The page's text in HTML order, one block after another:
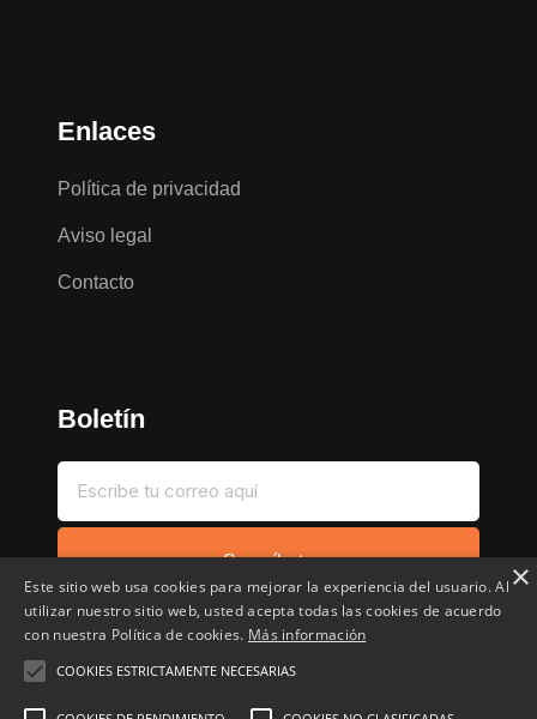
Enlaces
Política de privacidad
Aviso legal
Contacto
Boletín
Suscríbete ×
Este sitio web usa cookies para mejorar la experiencia del usuario. Al
utilizar nuestro sitio web, usted acepta todas las cookies de acuerdo
con nuestra Política de cookies. Más información
COOKIES ESTRICTAMENTE NECESARIAS